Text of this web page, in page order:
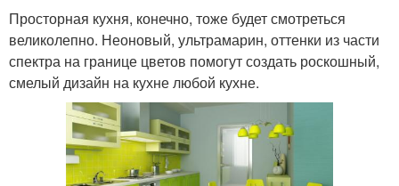
Просторная кухня, конечно, тоже будет смотреться
великолепно. Неоновый, ультрамарин, оттенки из части
спектра на границе цветов помогут создать роскошный,
смелый дизайн на кухне любой кухне.